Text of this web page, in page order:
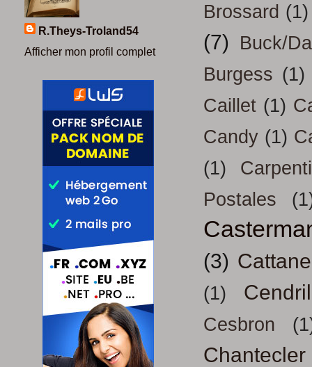
Brossard (1)
(7)
Buck/
Burgess (1)
Caillet (1)
Candy (1)
(1)
Postales
(3)
(1)
Cesbron
Chantecler
R.Theys-Troland54
Afficher mon profil complet